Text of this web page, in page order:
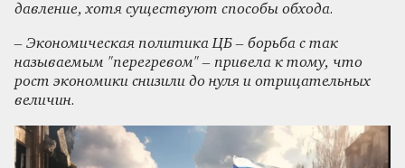
давление, хотя существуют способы обхода.
– Экономическая политика ЦБ – борьба с так
называемым "перегревом" – привела к тому, что
рост экономики снизили до нуля и отрицательных
величин.